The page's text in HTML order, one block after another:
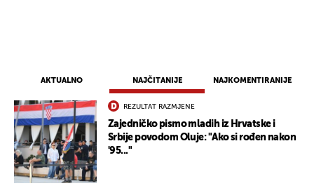
AKTUALNO NAJČITANIJE NAJKOMENTIRANIJE
REZULTAT RAZMJENE
Zajedničko pismo mladih iz Hrvatske i
Srbije povodom Oluje: "Ako si rođen nakon
'95..."